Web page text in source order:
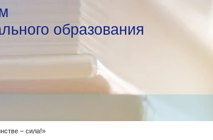
образования
– сила!»